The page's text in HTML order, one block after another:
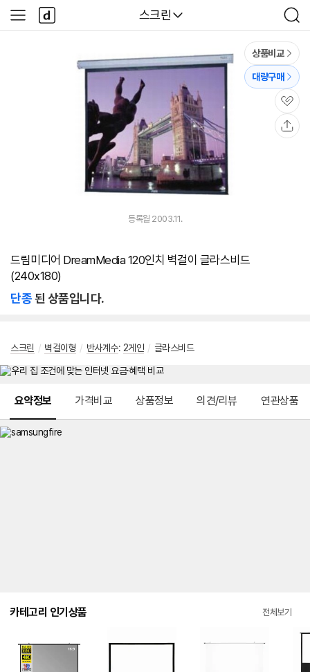
다나와
스크린
검
색
사
이
다
나
와
상품비교
대량구매
관
심
등록월 2003.11.
드림미디어 DreamMedia 120인치 벽걸이 글라스비드
(240x180)
단종된 상품입니다.
스크린 / 벽걸이형 / 반사계수: 2게인 / 글라스비드
요약정보 가격비교 상품정보 의견/리뷰 연관상품
카테고리 인기상품 전체보기